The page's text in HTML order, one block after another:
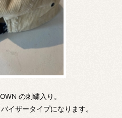
の刺繍入り。
イザータイプになります。